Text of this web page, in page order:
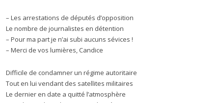
– Les arrestations de députés d’opposition
Le nombre de journalistes en détention
– Pour ma part je n’ai subi aucuns sévices !
– Merci de vos lumières, Candice
Difficile de condamner un régime autoritaire
Tout en lui vendant des satellites militaires
Le dernier en date a quitté l’atmosphère